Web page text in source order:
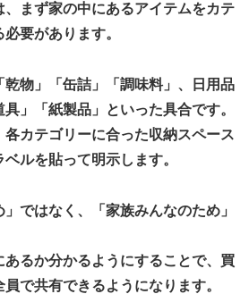
まず家の中にあるアイテムをカテ
要があります。
乾物」「缶詰」「調味料」、日用品
」「紙製品」といった具合です。
各カテゴリーに合った収納スペース
ベルを貼って明示します。
ではなく、「家族みんなのため」
るか分かるようにすることで、買
で共有できるようになります。